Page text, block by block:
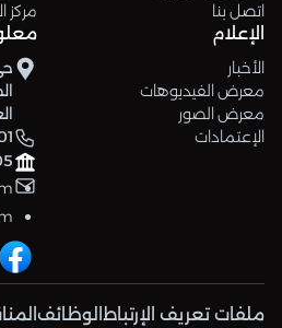
اتصل بنا
مركز
الإعلام
الأخبار
معرض الفيديوهات
معرض الصور
الإعتمادات
ملفات تعريف الإرتباط الوظائف